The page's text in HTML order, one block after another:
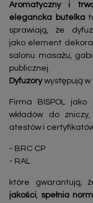
Aromatyczny i
elegancka butelka
sprawiają, że
jako element
salonu masażu,
publicznej.
Dyfuzorywystępują
Firma BISPOL
wkładów do
atestów i
- BRC CP
- RAL
które gwarantują,
jakości,spełnia